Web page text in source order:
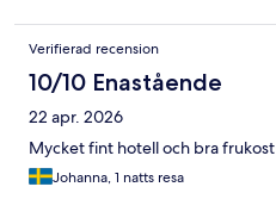
Verifierad recension
10/10 Enastående
22 apr. 2026
Mycket fint hotell och bra frukost
Johanna, 1 natts resa